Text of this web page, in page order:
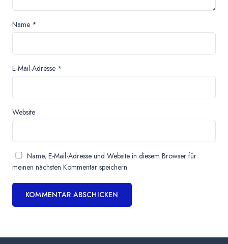
Name *
E-Mail-Adresse *
Website
Name, E-Mail-Adresse und Website in diesem Browser für
meinen nächsten Kommentar speichern.